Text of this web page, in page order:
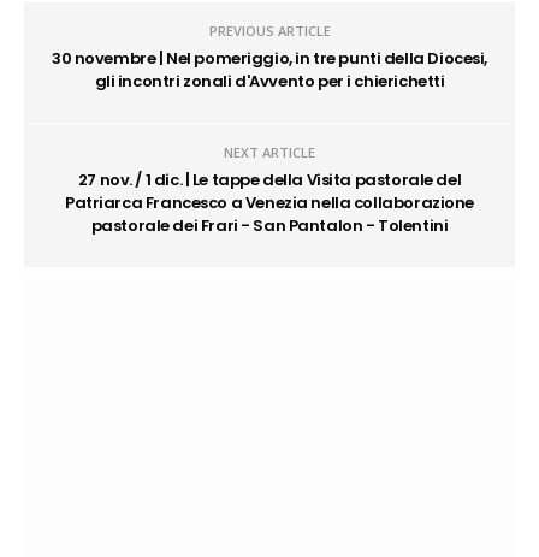
PREVIOUS ARTICLE
30 novembre | Nel pomeriggio, in tre punti della Diocesi,
gli incontri zonali d'Avvento per i chierichetti
NEXT ARTICLE
27 nov. / 1 dic. | Le tappe della Visita pastorale del
Patriarca Francesco a Venezia nella collaborazione
pastorale dei Frari - San Pantalon - Tolentini